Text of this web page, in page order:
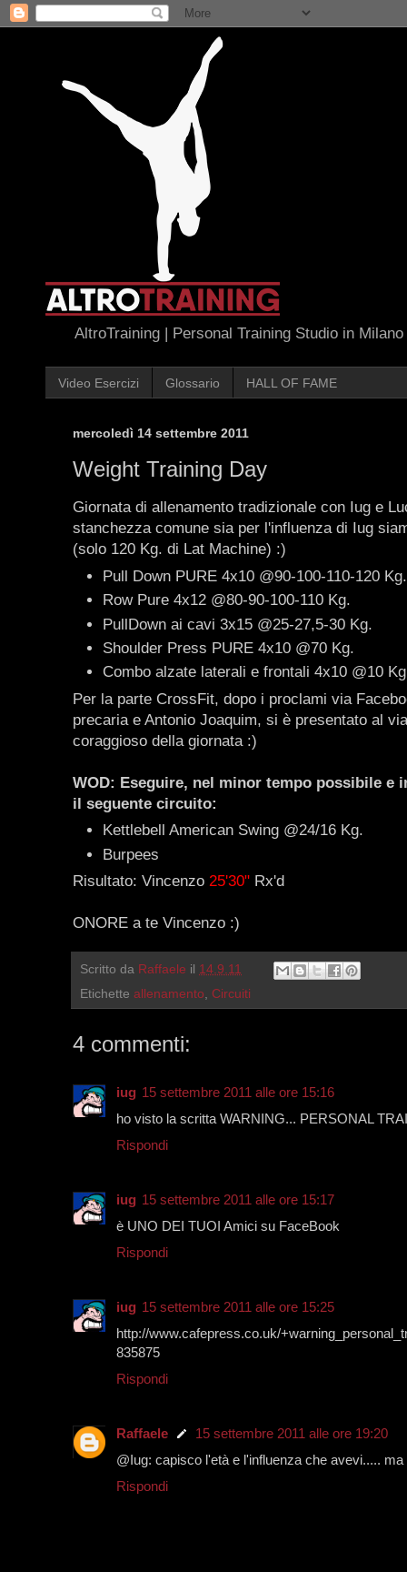
AltroTraining | Personal Training Studio in Milano
Video Esercizi Glossario HALL OF FAME
mercoledì 14 settembre 2011
Weight Training Day
Giornata di allenamento tradizionale con Iug e
stanchezza comune sia per l'influenza di Iug
(solo 120 Kg. di Lat Machine) :)
Pull Down PURE 4x10 @90-100-110-120 Kg.
Row Pure 4x12 @80-90-100-110 Kg.
PullDown ai cavi 3x15 @25-27,5-30 Kg.
Shoulder Press PURE 4x10 @70 Kg.
Combo alzate laterali e frontali 4x10 @10
Per la parte CrossFit, dopo i proclami via
precaria e Antonio Joaquim, si è presentato al
coraggioso della giornata :)
WOD: Eseguire, nel minor tempo possibile e
il seguente circuito:
Kettlebell American Swing @24/16 Kg.
Burpees
Risultato: Vincenzo 25'30" Rx'd
ONORE a te Vincenzo :)
Scritto da Raffaele il 14.9.11
Etichette allenamento Circuiti
4 commenti:
iug 15 settembre 2011 alle ore 15:16
ho visto la scritta WARNING... PERSONAL
Rispondi
iug 15 settembre 2011 alle ore 15:17
è UNO DEI TUOI Amici su FaceBook
Rispondi
iug 15 settembre 2011 alle ore 15:25
http://www.cafepress.co.uk/
835875
Rispondi
Raffaele
15 settembre 2011 alle ore 19:20
@Iug: capisco l'età e l'influenza che avevi.....
Rispondi